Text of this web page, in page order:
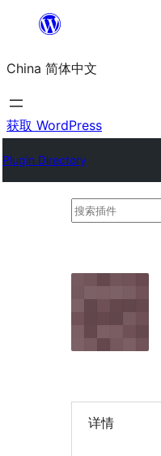
内
容
China 简体中文
获取 WordPress
Plugin Directory
搜
详情